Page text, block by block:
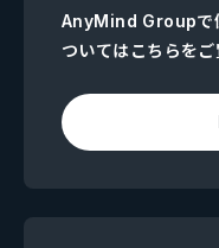
AnyMind Groupで
ついてはこちらをご